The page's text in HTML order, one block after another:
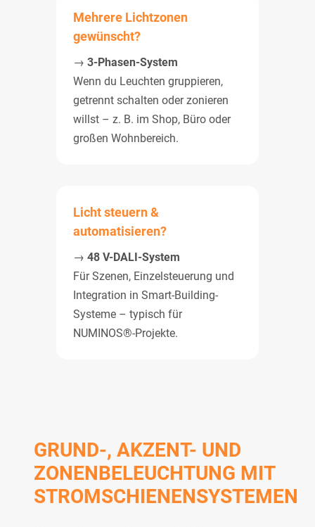
Mehrere Lichtzonen
gewünscht?
→ 3-Phasen-System
Wenn du Leuchten gruppieren,
getrennt schalten oder zonieren
willst – z. B. im Shop, Büro oder
großen Wohnbereich.
Licht steuern &
automatisieren?
→ 48 V-DALI-System
Für Szenen, Einzelsteuerung und
Integration in Smart-Building-
Systeme – typisch für
NUMINOS®-Projekte.
GRUND-, AKZENT- UND
ZONENBELEUCHTUNG MIT
STROMSCHIENENSYSTEMEN